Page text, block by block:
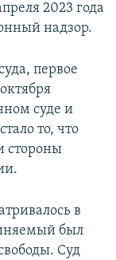
2023 года
надзор.
первое
суде и
то, что
стороны
в
был
Суд